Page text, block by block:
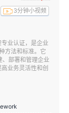
3分钟小视频
业认证，是企业
方法和标准。它
、部署和管理企业
业务灵活性和创